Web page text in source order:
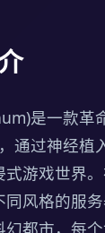
是一款革
通过神经植
式游戏世界
同风格的服
幻都市，每